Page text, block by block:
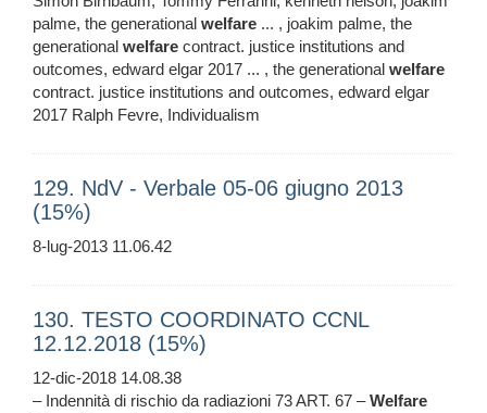
palme, the generational welfare ... , joakim palme, the
generational welfare contract. justice institutions and
outcomes, edward elgar 2017 ... , the generational welfare
contract. justice institutions and outcomes, edward elgar
2017 Ralph Fevre, Individualism
129. NdV - Verbale 05-06 giugno 2013
(15%)
8-lug-2013 11.06.42
130. TESTO COORDINATO CCNL
12.12.2018 (15%)
12-dic-2018 14.08.38
– Indennità di rischio da radiazioni 73 ART. 67 –Welfare